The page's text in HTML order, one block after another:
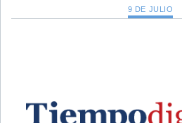
9 DE JULIO